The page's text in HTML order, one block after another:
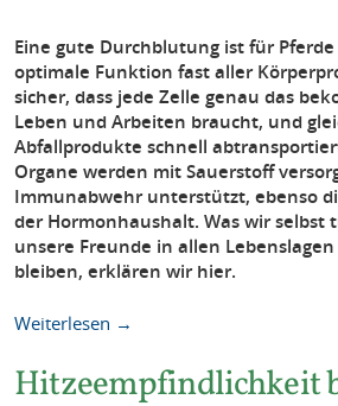
Eine gute Durchblutung ist für
optimale Funktion fast aller
sicher, dass jede Zelle genau das
Leben und Arbeiten braucht, und
Abfallprodukte schnell
Organe werden mit Sauerstoff
Immunabwehr unterstützt, ebenso
der Hormonhaushalt. Was wir selbst
unsere Freunde in allen
bleiben, erklären wir hier.
Weiterlesen →
Hitzeempfindlichkeit